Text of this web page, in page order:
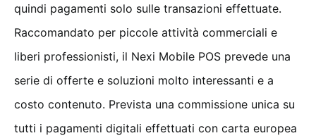
quindi pagamenti solo sulle transazioni effettuate.
Raccomandato per piccole attività commerciali e
liberi professionisti, il Nexi Mobile POS prevede una
serie di offerte e soluzioni molto interessanti e a
costo contenuto. Prevista una commissione unica su
tutti i pagamenti digitali effettuati con carta europea